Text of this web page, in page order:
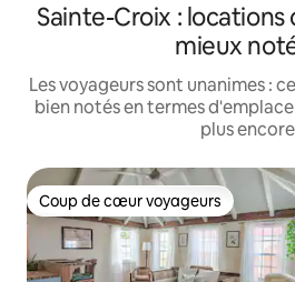
Sainte-Croix : locations
mieux
Les voyageurs sont unanimes :
bien notés en termes
plus
Coup de cœur voyageurs
Coup de cœur voyageurs